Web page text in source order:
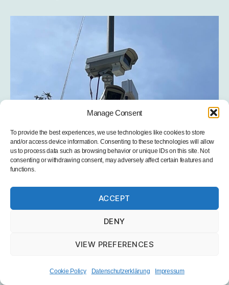
Manage Consent
To provide the best experiences, we use technologies like cookies to store
and/or access device information. Consenting to these technologies will allow
us to process data such as browsing behavior or unique IDs on this site. Not
consenting or withdrawing consent, may adversely affect certain features and
functions.
ACCEPT
DENY
VIEW PREFERENCES
Cookie Policy Datenschutzerklärung Impressum
Software
Auf dem Raspberry Pi läuft Raspbian.
Ich könnte hier einiges über die eingesetzten